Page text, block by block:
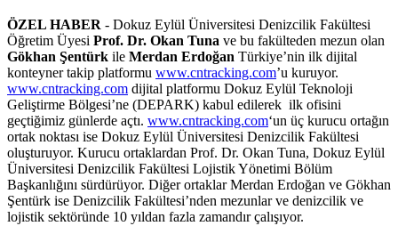
ÖZEL HABER - Dokuz Eylül Üniversitesi Denizcilik Fakültesi
Öğretim Üyesi Prof. Dr. Okan Tuna ve bu fakülteden mezun olan
Gökhan Şentürk ile Merdan Erdoğan Türkiye’nin ilk dijital
konteyner takip platformu www.cntracking.com’u kuruyor.
www.cntracking.com dijital platformu Dokuz Eylül Teknoloji
Geliştirme Bölgesi’ne (DEPARK) kabul edilerek ilk ofisini
geçtiğimiz günlerde açtı. www.cntracking.com‘un üç kurucu ortağın
ortak noktası ise Dokuz Eylül Üniversitesi Denizcilik Fakültesi
oluşturuyor. Kurucu ortaklardan Prof. Dr. Okan Tuna, Dokuz Eylül
Üniversitesi Denizcilik Fakültesi Lojistik Yönetimi Bölüm
Başkanlığını sürdürüyor. Diğer ortaklar Merdan Erdoğan ve Gökhan
Şentürk ise Denizcilik Fakültesi’nden mezunlar ve denizcilik ve
lojistik sektöründe 10 yıldan fazla zamandır çalışıyor.